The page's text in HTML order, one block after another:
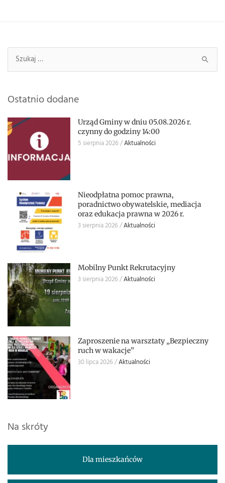
Szukaj:
Ostatnio dodane
Urząd Gminy w dniu 05.08.2026 r.
czynny do godziny 14:00
5 sierpnia 2026 Aktualności
Nieodpłatna pomoc prawna,
poradnictwo obywatelskie, mediacja
oraz edukacja prawna w 2026 r.
3 sierpnia 2026 Aktualności
Mobilny Punkt Rekrutacyjny
3 sierpnia 2026 Aktualności
Zaproszenie na warsztaty „Bezpieczny
ruch w wakacje”
30 lipca 2026 Aktualności
Na skróty
Dla mieszkańców